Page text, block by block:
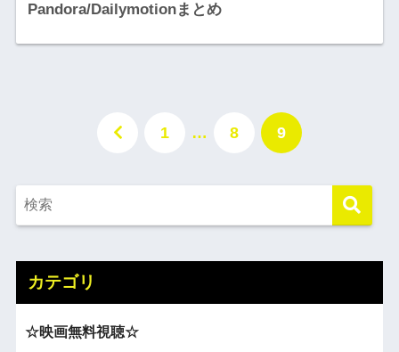
Pandora/Dailymotionまとめ
1 … 8 9
カテゴリ
☆映画無料視聴☆